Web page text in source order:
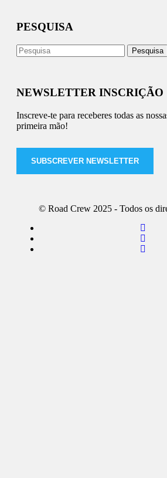
PESQUISA
NEWSLETTER INSCRIÇÃO
Inscreve-te para receberes todas as
primeira mão!
SUBSCREVER NEWSLETTER
© Road Crew 2025 - Todos os